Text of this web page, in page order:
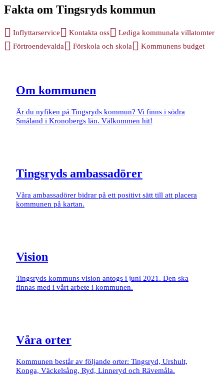
Fakta om Tingsryds kommun
Inflyttarservice Kontakta oss
Lediga kommunala villatomter
Förtroendevalda
Förskola och skola Kommunens budget
Om kommunen
Är du nyfiken på Tingsryds kommun? Vi finns i södra
Småland i Kronobergs län. Välkommen hit!
Tingsryds ambassadörer
Våra ambassadörer bidrar på ett positivt sätt till att placera
kommunen på kartan.
Vision
Tingsryds kommuns vision antogs i juni 2021. Den ska
finnas med i vårt arbete i kommunen.
Våra orter
Kommunen består av följande orter: Tingsryd, Urshult,
Konga, Väckelsång, Ryd, Linneryd och Rävemåla.